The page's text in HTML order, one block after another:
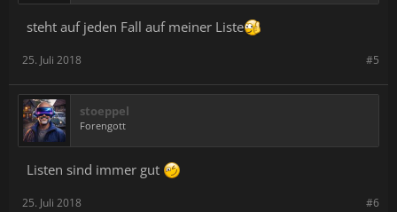
steht auf jeden Fall auf meiner Liste
#5
25. Juli 2018
stoeppel
Forengott
Listen sind immer gut
#6
25. Juli 2018